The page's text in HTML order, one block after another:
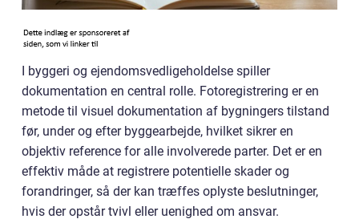
I byggeri og ejendomsvedligeholdelse spiller
dokumentation en central rolle. Fotoregistrering er en
metode til visuel dokumentation af bygningers tilstand
før, under og efter byggearbejde, hvilket sikrer en
objektiv reference for alle involverede parter. Det er en
effektiv måde at registrere potentielle skader og
forandringer, så der kan træffes oplyste beslutninger,
hvis der opstår tvivl eller uenighed om ansvar.